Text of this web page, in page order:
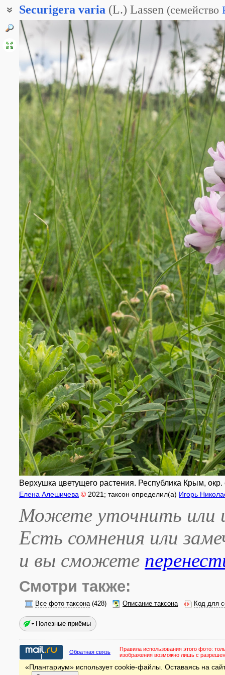
Securigera varia (L.) Lassen (семейство
Вязель пёстрый
Вязель разноцветный
Секироплодник разноцветный
Верхушка цветущего растения. Республика Крым,
Елена Алешичева © 2021 ; таксон определил(а) Игорь
Можете уточнить или
Есть сомнения или
и вы сможете
Смотри также:
Все фото таксона(428) Описание таксона Код для
Полезные приёмы
Обратная связь Правила использования этого фото:
изображения возможно лишь с
«Плантариум» использует cookie-файлы. Оставаясь на